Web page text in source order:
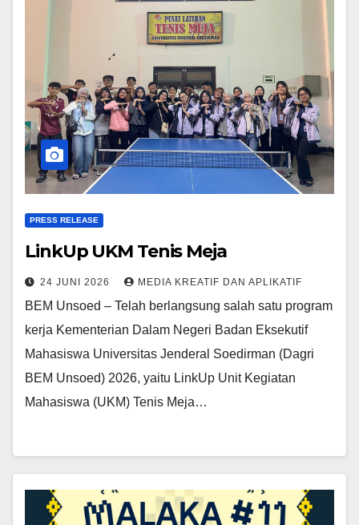
PRESS RELEASE
LinkUp UKM Tenis Meja
24 JUNI 2026 MEDIA KREATIF DAN APLIKATIF
BEM Unsoed – Telah berlangsung salah satu program
kerja Kementerian Dalam Negeri Badan Eksekutif
Mahasiswa Universitas Jenderal Soedirman (Dagri
BEM Unsoed) 2026, yaitu LinkUp Unit Kegiatan
Mahasiswa (UKM) Tenis Meja…